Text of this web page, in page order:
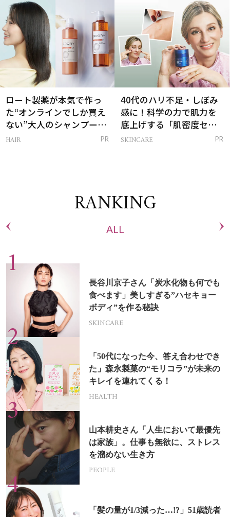
ロート製薬が本気で作っ
た“オンラインでしか買え
ない”大人のシャンプー＆
トリートメントって？
HAIR PR
40代のハリ不足・しぼみ
感に！科学の力で肌力を
底上げする「肌密度セラ
ム」
SKINCARE PR
RANKING
ALL
長谷川京子さん「炭水化物も何でも
食べます」美しすぎる”ハセキョー
ボディ”を作る秘訣
SKINCARE
「50代になった今、答え合わせでき
た」森永製菓の“モリコラ”が未来の
キレイを連れてくる！
HEALTH
山本耕史さん「人生において最優先
は家族」。仕事も無欲に、ストレス
を溜めない生き方
PEOPLE
「髪の量が1/3減った…!?」51歳読者